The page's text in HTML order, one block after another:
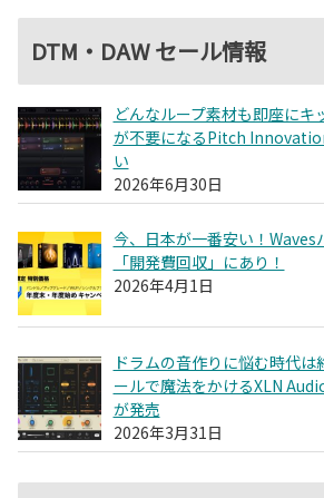
DTM・DAW セール情報
どんなループ素材も即座にキ
が不要になるPitch
い
2026年6月30日
今、日本が一番安い！
「開発費回収」にあり！
2026年4月1日
ドラムの音作りに悩む時代は
ールで魔法をかけるXLN
が発売
2026年3月31日